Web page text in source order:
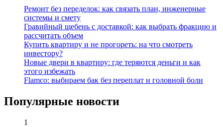
Ремонт без переделок: как связать план, инженерные
системы и смету
Гравийный щебень с доставкой: как выбрать фракцию и
рассчитать объем
Купить квартиру и не прогореть: на что смотреть
инвестору?
Новые двери в квартиру: где теряются деньги и как
этого избежать
Flamco: выбираем бак без переплат и головной боли
Популярные новости
1